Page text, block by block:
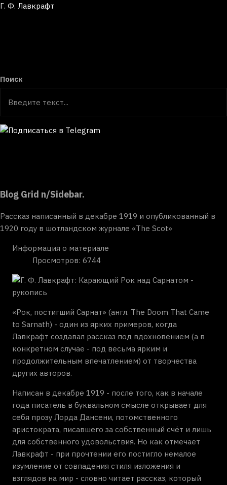
Г. Ф. Лавкрафт
Поиск
Blog Grid n/Sidebar.
Рассказ написанный в декабре 1919 и опубликованный в
1920 году в шотландском журнале «The Scot»
Информация о материале
Просмотров: 6744
«Рок, постигший Сарнат» (англ. The Doom That Came
to Sarnath) - один из ярких примеров, когда
Лавкрафт создавал рассказ под вдохновением (а в
конкретном случае - под весьма ярким и
продолжительным впечатлением) от творчества
других авторов.
Написан в декабре 1919 - после того, как в начале
года писатель в буквальном смысле открывает для
себя прозу Лорда Дансени, потомственного
аристократа, писавшего за собственный счёт и лишь
для собственного удовольствия. Но как отмечает
Лавкрафт - при прочтении его постигло немалое
изумление от совпадения стиля изложения и
взглядов на мир - словно читает рассказ, который